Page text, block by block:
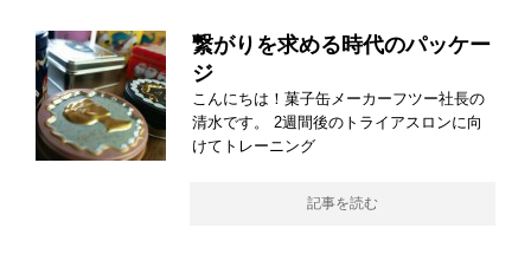
繋がりを求める時代のパッケー
ジ
こんにちは！菓子缶メーカーフツー社長の
清水です。 2週間後のトライアスロンに向
けてトレーニング
記事を読む